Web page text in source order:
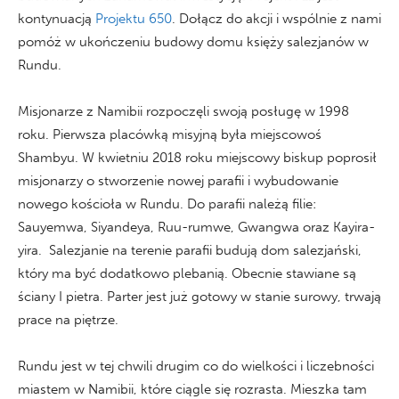
kontynuacją Projektu 650. Dołącz do akcji i wspólnie z nami
pomóż w ukończeniu budowy domu księży salezjanów w
Rundu.
Misjonarze z Namibii rozpoczęli swoją posługę w 1998
roku. Pierwsza placówką misyjną była miejscowoś
Shambyu. W kwietniu 2018 roku miejscowy biskup poprosił
misjonarzy o stworzenie nowej parafii i wybudowanie
nowego kościoła w Rundu. Do parafii należą filie:
Sauyemwa, Siyandeya, Ruu-rumwe, Gwangwa oraz Kayira-
yira. Salezjanie na terenie parafii budują dom salezjański,
który ma być dodatkowo plebanią. Obecnie stawiane są
ściany I pietra. Parter jest już gotowy w stanie surowy, trwają
prace na piętrze.
Rundu jest w tej chwili drugim co do wielkości i liczebności
miastem w Namibii, które ciągle się rozrasta. Mieszka tam